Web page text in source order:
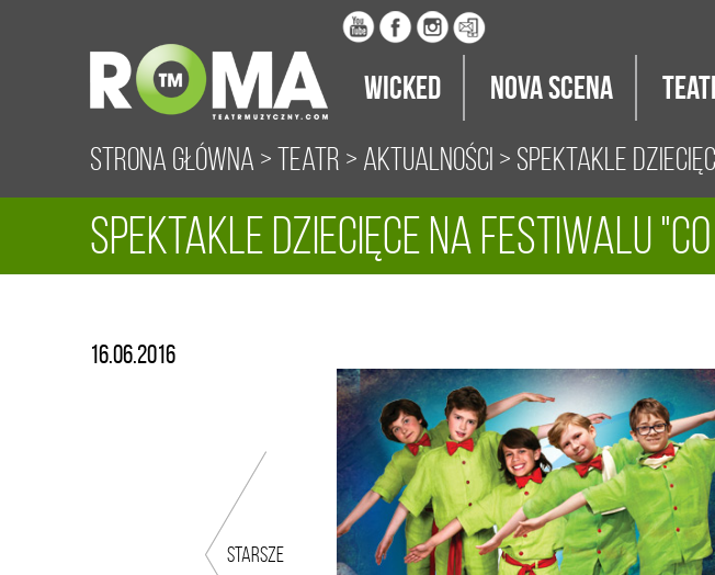
Wicked Nova Scena
Strona główna >Teatr > Aktualności > Spektakle
Spektakle dziecięce na festiwalu
16.06.2016
starsze